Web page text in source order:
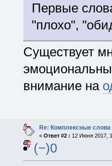
Первые
"плохо",
Существует
внимание на
Re: Комплексные слова
« Ответ #2 : 12 Июня 2017,
(−)0